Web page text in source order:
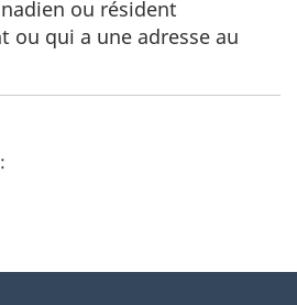
ou résident
ou qui a une adresse au